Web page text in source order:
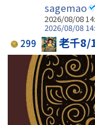
sagemao
2026/08/08
2026/08/08
299 老千8/